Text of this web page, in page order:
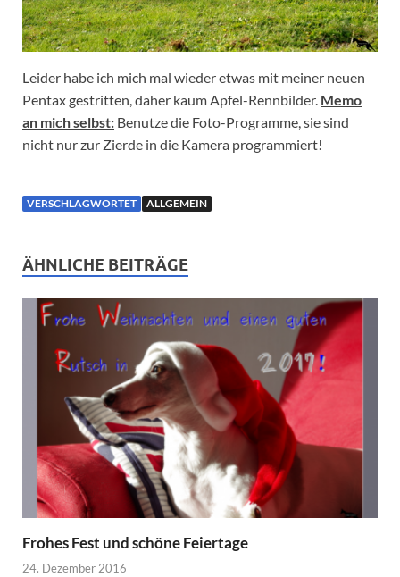
Leider habe ich mich mal wieder etwas mit meiner neuen
Pentax gestritten, daher kaum Apfel-Rennbilder. Memo
an mich selbst: Benutze die Foto-Programme, sie sind
nicht nur zur Zierde in die Kamera programmiert!
VERSCHLAGWORTET ALLGEMEIN
ÄHNLICHE BEITRÄGE
Frohes Fest und schöne Feiertage
24. Dezember 2016